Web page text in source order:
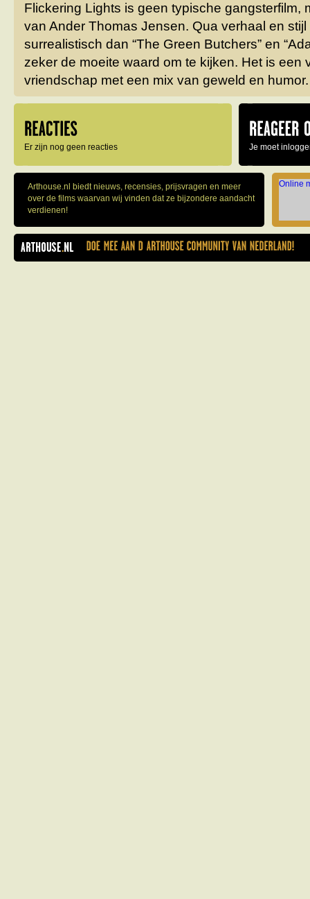
Flickering Lights is geen typische gangsterfilm,
van Ander Thomas Jensen. Qua verhaal en
surrealistisch dan “The Green Butchers” en
zeker de moeite waard om te kijken. Het is een
vriendschap met een mix van geweld en humor.
Er zijn nog geen reacties Je moet
Arthouse.nl biedt nieuws, recensies, prijsvragen en meer
over de films waarvan wij vinden dat ze bijzondere aandacht
verdienen!
Online